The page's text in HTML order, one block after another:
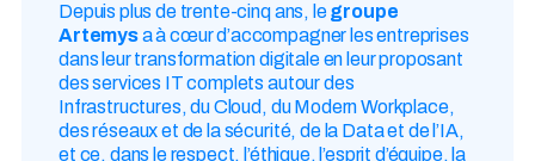
Depuis plus de trente-cinq ans, legroupe
Artemysa à cœur d’accompagner les entreprises
dans leur transformation digitale en leur proposant
des services IT complets autour des
Infrastructures, du Cloud, du Modern Workplace,
des réseaux et de la sécurité, de la Data et de l’IA,
et ce, dans le respect, l’éthique, l’esprit d’équipe, la